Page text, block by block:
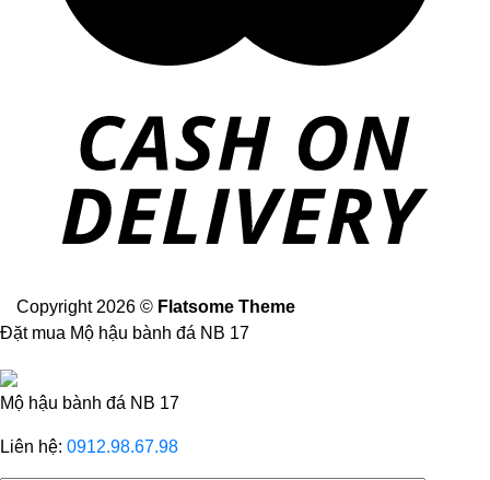
Copyright 2026 © Flatsome Theme
Đặt mua Mộ hậu bành đá NB 17
Mộ hậu bành đá NB 17
Liên hệ: 0912.98.67.98